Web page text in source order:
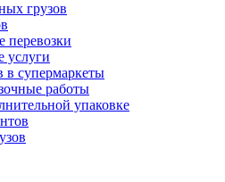
грузов
услуги
в супермаркеты
работы
упаковке